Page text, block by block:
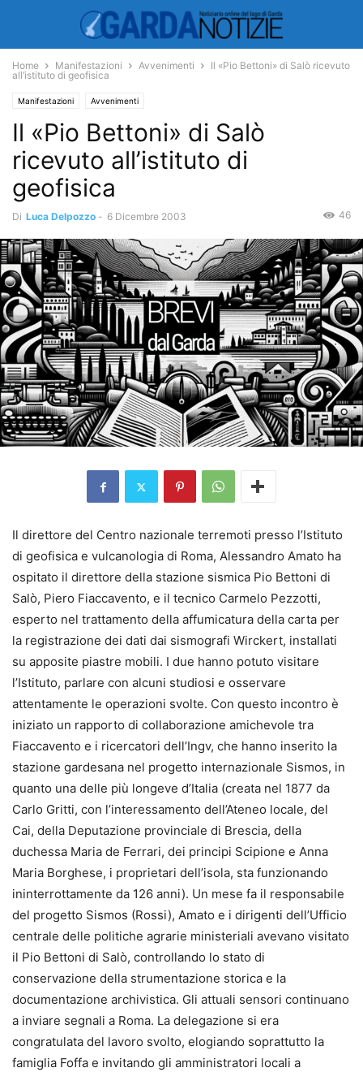
Home Manifestazioni Avvenimenti
Il «Pio Bettoni» di Salò ricevuto
all’istituto di geofisica
Manifestazioni Avvenimenti
Il «Pio Bettoni» di Salò
ricevuto all’istituto di
geofisica
Di Luca Delpozzo - 6 Dicembre 2003 46
Il direttore del Centro nazionale terremoti presso l’Istituto
di geofisica e vulcanologia di Roma, Alessandro Amato ha
ospitato il direttore della stazione sismica Pio Bettoni di
Salò, Piero Fiaccavento, e il tecnico Carmelo Pezzotti,
esperto nel trattamento della affumicatura della carta per
la registrazione dei dati dai sismografi Wirckert, installati
su apposite piastre mobili. I due hanno potuto visitare
l’Istituto, parlare con alcuni studiosi e osservare
attentamente le operazioni svolte. Con questo incontro è
iniziato un rapporto di collaborazione amichevole tra
Fiaccavento e i ricercatori dell’Ingv, che hanno inserito la
stazione gardesana nel progetto internazionale Sismos, in
quanto una delle più longeve d’Italia (creata nel 1877 da
Carlo Gritti, con l’interessamento dell’Ateneo locale, del
Cai, della Deputazione provinciale di Brescia, della
duchessa Maria de Ferrari, dei principi Scipione e Anna
Maria Borghese, i proprietari dell’isola, sta funzionando
ininterrottamente da 126 anni). Un mese fa il responsabile
del progetto Sismos (Rossi), Amato e i dirigenti dell’Ufficio
centrale delle politiche agrarie ministeriali avevano visitato
il Pio Bettoni di Salò, controllando lo stato di
conservazione della strumentazione storica e la
documentazione archivistica. Gli attuali sensori continuano
a inviare segnali a Roma. La delegazione si era
congratulata del lavoro svolto, elogiando soprattutto la
famiglia Foffa e invitando gli amministratori locali a